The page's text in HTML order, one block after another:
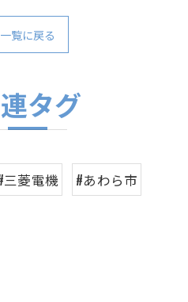
一覧に戻る
タグ
三菱電機 #あわら市